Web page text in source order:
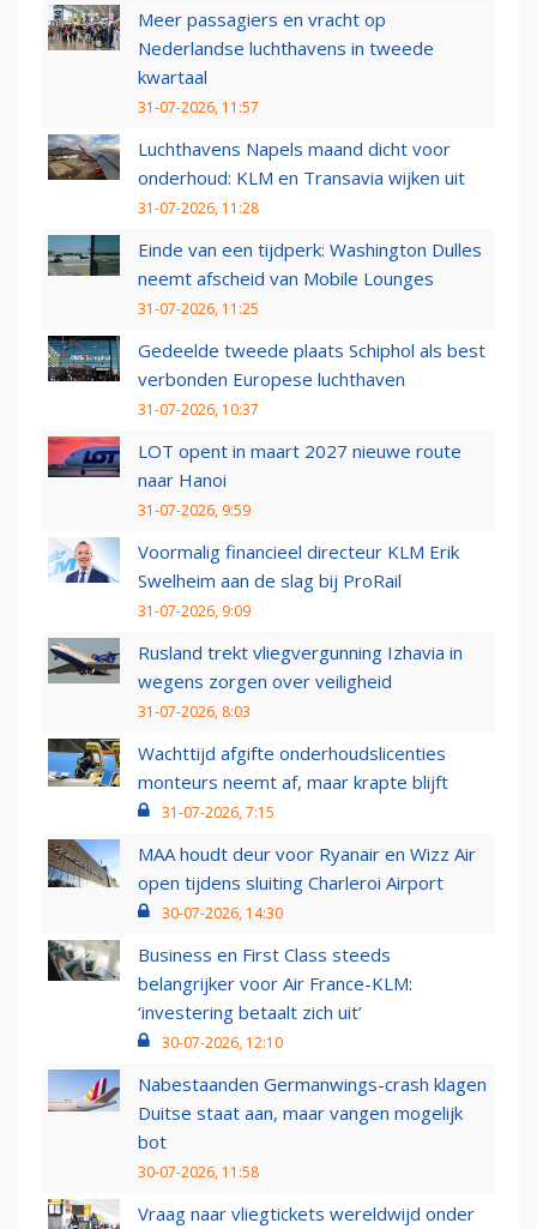
Meer passagiers en vracht op
Nederlandse luchthavens in tweede
kwartaal
31-07-2026, 11:57
Luchthavens Napels maand dicht voor
onderhoud: KLM en Transavia wijken uit
31-07-2026, 11:28
Einde van een tijdperk: Washington Dulles
neemt afscheid van Mobile Lounges
31-07-2026, 11:25
Gedeelde tweede plaats Schiphol als best
verbonden Europese luchthaven
31-07-2026, 10:37
LOT opent in maart 2027 nieuwe route
naar Hanoi
31-07-2026, 9:59
Voormalig financieel directeur KLM Erik
Swelheim aan de slag bij ProRail
31-07-2026, 9:09
Rusland trekt vliegvergunning Izhavia in
wegens zorgen over veiligheid
31-07-2026, 8:03
Wachttijd afgifte onderhoudslicenties
monteurs neemt af, maar krapte blijft
31-07-2026, 7:15
MAA houdt deur voor Ryanair en Wizz Air
open tijdens sluiting Charleroi Airport
30-07-2026, 14:30
Business en First Class steeds
belangrijker voor Air France-KLM:
‘investering betaalt zich uit’
30-07-2026, 12:10
Nabestaanden Germanwings-crash klagen
Duitse staat aan, maar vangen mogelijk
bot
30-07-2026, 11:58
Vraag naar vliegtickets wereldwijd onder